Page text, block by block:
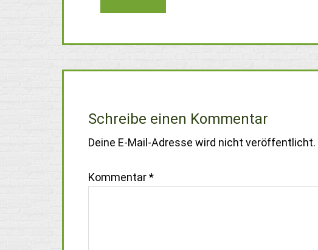
Schreibe einen Kommentar
Deine E-Mail-Adresse wird nicht veröffentlicht.
Kommentar*